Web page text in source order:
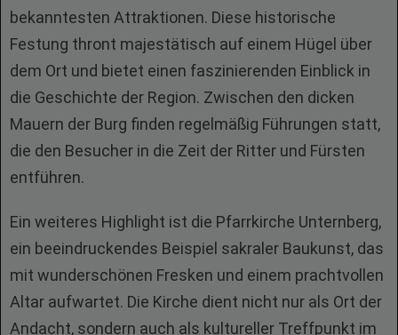
bekanntesten Attraktionen. Diese historische
Festung thront majestätisch auf einem Hügel über
dem Ort und bietet einen faszinierenden Einblick in
die Geschichte der Region. Zwischen den dicken
Mauern der Burg finden regelmäßig Führungen statt,
die den Besucher in die Zeit der Ritter und Fürsten
entführen.
Ein weiteres Highlight ist die Pfarrkirche Unternberg,
ein beeindruckendes Beispiel sakraler Baukunst, das
mit wunderschönen Fresken und einem prachtvollen
Altar aufwartet. Die Kirche dient nicht nur als Ort der
Andacht, sondern auch als kultureller Treffpunkt im